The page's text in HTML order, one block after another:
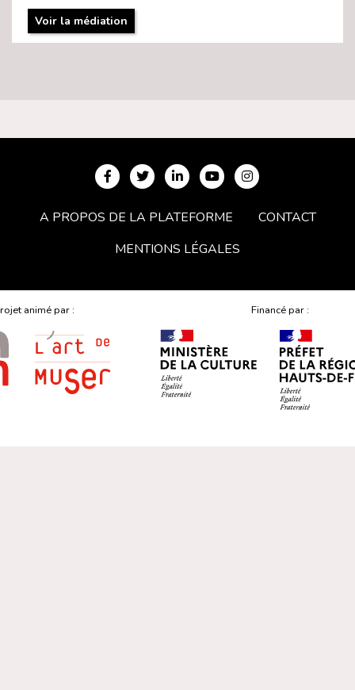
Voir la médiation
A PROPOS DE LA PLATEFORME
CONTACT
MENTIONS LÉGALES
animé par : Financé par :